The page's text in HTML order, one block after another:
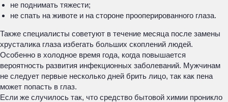
не поднимать тяжести;
не спать на животе и на стороне прооперированного глаза.
Также специалисты советуют в течение месяца после замены
хрусталика глаза избегать больших скоплений людей.
Особенно в холодное время года, когда повышается
вероятность развития инфекционных заболеваний. Мужчинам
не следует первые несколько дней брить лицо, так как пена
может попасть в глаз.
Если же случилось так, что средство бытовой химии проникло